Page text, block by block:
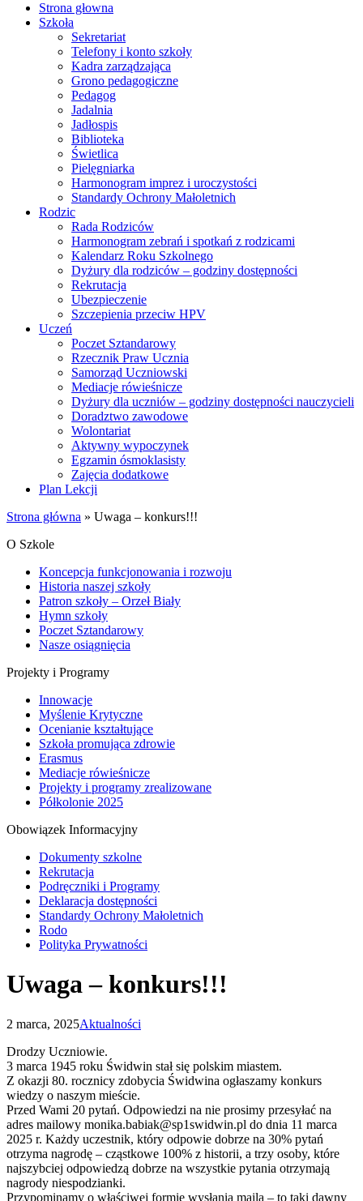
Strona głowna
Szkoła
Sekretariat
Telefony i konto szkoły
Kadra zarządzająca
Grono pedagogiczne
Pedagog
Jadalnia
Jadłospis
Biblioteka
Świetlica
Pielęgniarka
Harmonogram imprez i uroczystości
Standardy Ochrony Małoletnich
Rodzic
Rada Rodziców
Harmonogram zebrań i spotkań z rodzicami
Kalendarz Roku Szkolnego
Dyżury dla rodziców – godziny dostępności
Rekrutacja
Ubezpieczenie
Szczepienia przeciw HPV
Uczeń
Poczet Sztandarowy
Rzecznik Praw Ucznia
Samorząd Uczniowski
Mediacje rówieśnicze
Dyżury dla uczniów – godziny dostępności nauczycieli
Doradztwo zawodowe
Wolontariat
Aktywny wypoczynek
Egzamin ósmoklasisty
Zajęcia dodatkowe
Plan Lekcji
Strona główna » Uwaga – konkurs!!!
O Szkole
Koncepcja funkcjonowania i rozwoju
Historia naszej szkoły
Patron szkoły – Orzeł Biały
Hymn szkoły
Poczet Sztandarowy
Nasze osiągnięcia
Projekty i Programy
Innowacje
Myślenie Krytyczne
Ocenianie kształtujące
Szkoła promująca zdrowie
Erasmus
Mediacje rówieśnicze
Projekty i programy zrealizowane
Półkolonie 2025
Obowiązek Informacyjny
Dokumenty szkolne
Rekrutacja
Podręczniki i Programy
Deklaracja dostępności
Standardy Ochrony Małoletnich
Rodo
Polityka Prywatności
Uwaga – konkurs!!!
2 marca, 2025Aktualności
Drodzy Uczniowie.
3 marca 1945 roku Świdwin stał się polskim miastem.
Z okazji 80. rocznicy zdobycia Świdwina ogłaszamy konkurs
wiedzy o naszym mieście.
Przed Wami 20 pytań. Odpowiedzi na nie prosimy przesyłać na
adres mailowy monika.babiak@sp1swidwin.pl do dnia 11 marca
2025 r. Każdy uczestnik, który odpowie dobrze na 30% pytań
otrzyma nagrodę – cząstkowe 100% z historii, a trzy osoby, które
najszybciej odpowiedzą dobrze na wszystkie pytania otrzymają
nagrody niespodzianki.
Przypominamy o właściwej formie wysłania maila – to taki dawny